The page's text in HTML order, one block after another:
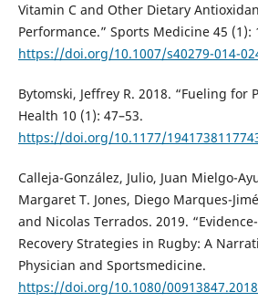
Vitamin C and Other Dietary
Performance.” Sports Medicine 45 (1):
https://doi.org/10.1007/s40279-014-
Bytomski, Jeffrey R. 2018. “Fueling for
Health 10 (1): 47–53.
https://doi.org/10.1177/
Calleja-González, Julio, Juan Mielgo-
Margaret T. Jones, Diego Marques-
and Nicolas Terrados. 2019.
Recovery Strategies in Rugby: A
Physician and Sportsmedicine.
https://doi.org/10.1080/